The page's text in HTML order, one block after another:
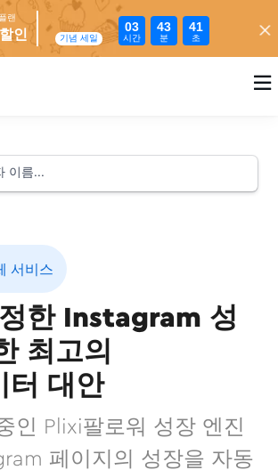
인
랜
기념 세일
03
시간
43
분
40
초

서비스
한 Instagram 성
최고의
터 대안
인 Plixi팔로워 성장 엔진
페이지의 성장을 자동